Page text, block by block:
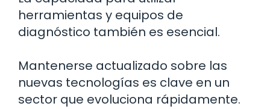
herramientas y equipos de
diagnóstico también es esencial.
Mantenerse actualizado sobre las
nuevas tecnologías es clave en un
sector que evoluciona rápidamente.